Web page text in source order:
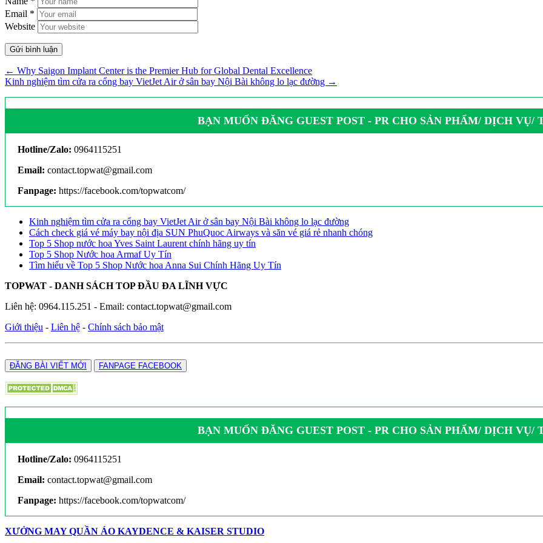
Email *
Website
← Why Saigon Implant Center is the Premier Hub for Global Dental Excellence
Kinh nghiệm tìm cửa ra cổng bay VietJet Air ở sân bay Nội Bài không lo lạc đường →
BẠN MUỐN ĐĂNG GUEST POST - PR CHO SẢN PHẨM/ DỊCH VỤ/
Hotline/Zalo: 0964115251
Email: contact.topwat@gmail.com
Fanpage: https://facebook.com/topwatcom/
Kinh nghiệm tìm cửa ra cổng bay VietJet Air ở sân bay Nội Bài không lo lạc đường
Cách check giá vé máy bay nội địa SUN PhuQuoc Airways và săn vé giá rẻ nhanh chóng
Top 5 Shop nước hoa Yves Saint Laurent chính hãng uy tín
Top 5 Shop Nước hoa Armaf Uy Tín
Tìm hiểu về Top 5 Shop Nước hoa Anna Sui Chính Hãng Uy Tín
TOPWAT - DANH SÁCH TOP ĐẦU ĐA LĨNH VỰC
Liên hệ: 0964.115.251 - Email: contact.topwat@gmail.com
Giới thiệu - Liên hệ - Chính sách bảo mật
ĐĂNG BÀI VIẾT MỚI FANPAGE FACEBOOK
BẠN MUỐN ĐĂNG GUEST POST - PR CHO SẢN PHẨM/ DỊCH VỤ/
Hotline/Zalo: 0964115251
Email: contact.topwat@gmail.com
Fanpage: https://facebook.com/topwatcom/
XƯỞNG MAY QUẦN ÁO KAYDENCE & KAISER STUDIO